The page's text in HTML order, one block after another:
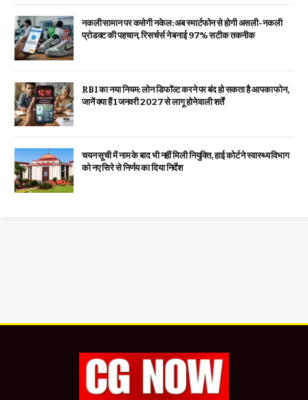
नकली सामान पर कसेगी नकेल: अब स्मार्टफोन से होगी असली-नकली
प्रोडक्ट की पहचान, रिसर्चर्स ने बनाई 97% सटीक तकनीक
RBI का नया नियम: लोन डिफॉल्ट करने पर बंद हो सकता है आपका फोन,
जानें क्या हैं 1 जनवरी 2027 से लागू होने वाली शर्तें
चयन सूची में नाम के बाद भी नहीं मिली नियुक्ति, हाई कोर्ट ने स्वास्थ्य विभाग
को नए सिरे से निर्णय का दिया निर्देश